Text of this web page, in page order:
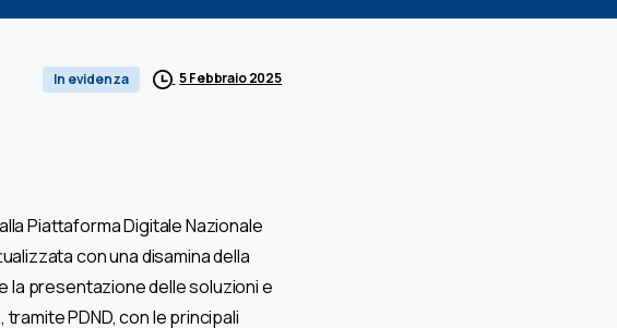
In evidenza 5 Febbraio 2025
Piattaforma Digitale Nazionale
con una disamina della
la presentazione delle soluzioni e
PDND, con le principali